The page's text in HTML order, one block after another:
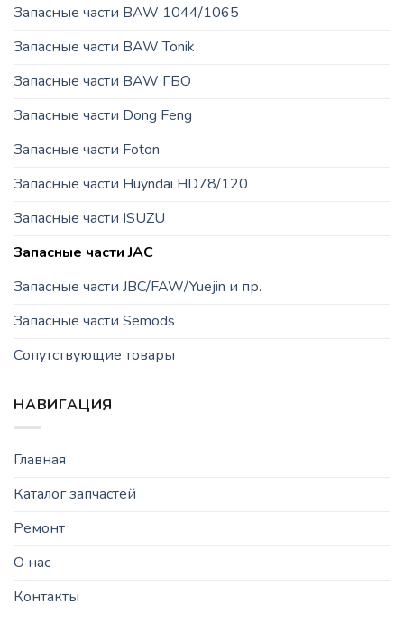
Запасные части BAW 1044/1065
Запасные части BAW Tonik
Запасные части BAW ГБО
Запасные части Dong Feng
Запасные части Foton
Запасные части Huyndai HD78/120
Запасные части ISUZU
Запасные части JAC
Запасные части JBC/FAW/Yuejin и пр.
Запасные части Semods
Сопутствующие товары
НАВИГАЦИЯ
Главная
Каталог запчастей
Ремонт
О нас
Контакты